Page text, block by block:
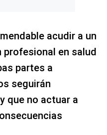
acudir a un
profesional en salud
partes a
seguirán
que no actuar a